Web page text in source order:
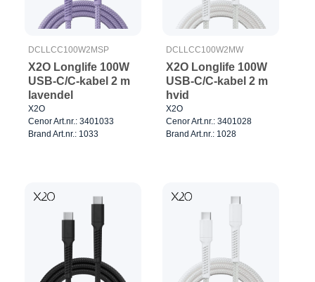
DCLLCC100W2MSP
X2O Longlife 100W
USB-C/C-kabel 2 m
lavendel
X2O
Cenor Art.nr.: 3401033
Brand Art.nr.: 1033
DCLLCC100W2MW
X2O Longlife 100W
USB-C/C-kabel 2 m
hvid
X2O
Cenor Art.nr.: 3401028
Brand Art.nr.: 1028